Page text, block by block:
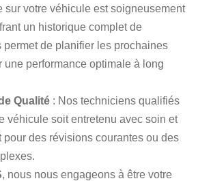
sur votre véhicule est soigneusement
un historique complet de
permet de planifier les prochaines
une performance optimale à long
Qualité : Nos techniciens qualifiés
véhicule soit entretenu avec soin et
pour des révisions courantes ou des
, nous nous engageons à être votre